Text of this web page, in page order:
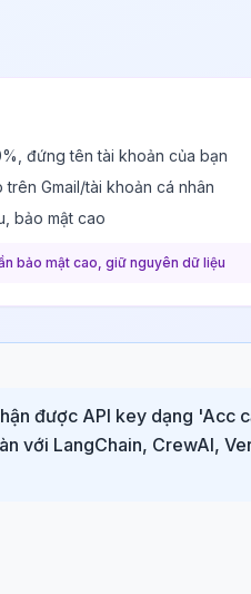
đứng tên tài khoản của bạn
Gmail/tài khoản cá nhân
bảo mật cao
bảo mật cao, giữ nguyên dữ liệu
được API key dạng 'Acc
với LangChain, CrewAI,